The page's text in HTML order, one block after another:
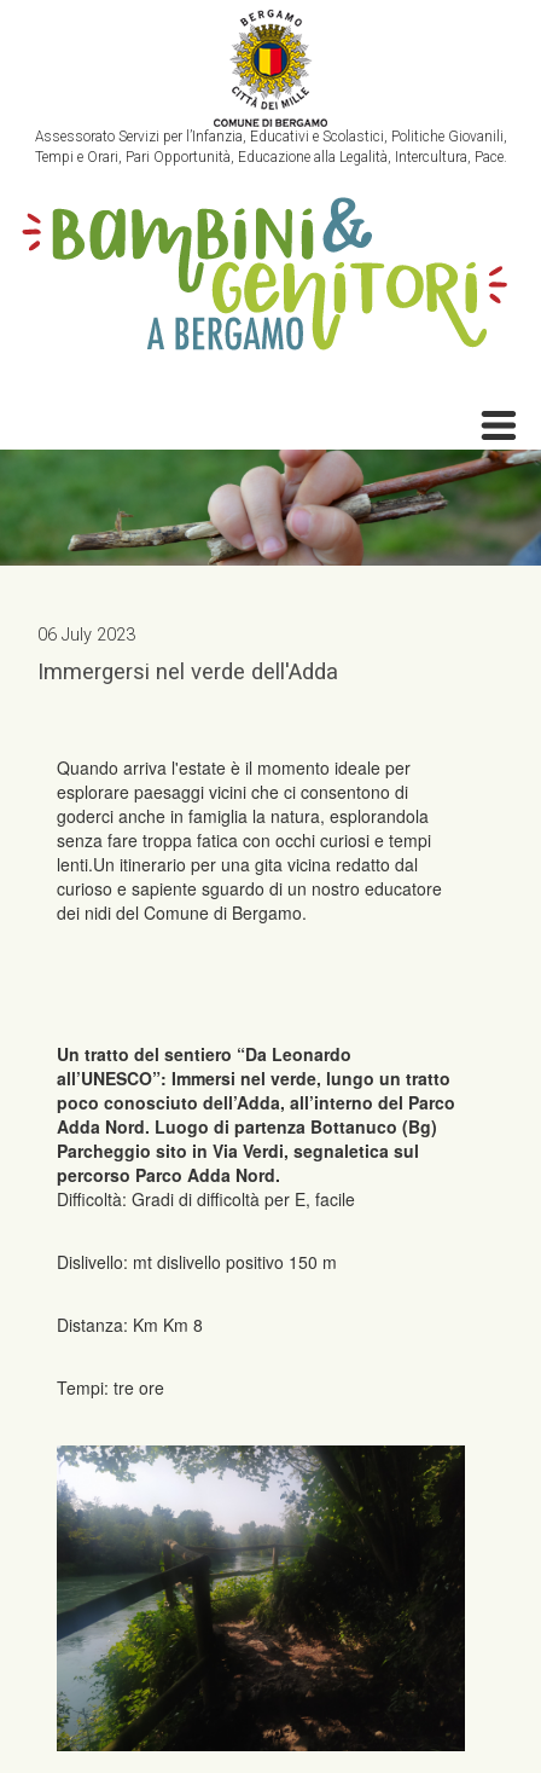
Assessorato Servizi per l’Infanzia, Educativi e Scolastici, Politiche Giovanili,
Tempi e Orari, Pari Opportunità, Educazione alla Legalità, Intercultura, Pace.
06 July 2023
Immergersi nel verde dell'Adda
Quando arriva l'estate è il momento ideale per
esplorare paesaggi vicini che ci consentono di
goderci anche in famiglia la natura, esplorandola
senza fare troppa fatica con occhi curiosi e tempi
lenti.Un itinerario per una gita vicina redatto dal
curioso e sapiente sguardo di un nostro educatore
dei nidi del Comune di Bergamo.
Un tratto del sentiero “Da Leonardo
all’UNESCO”: Immersi nel verde, lungo un tratto
poco conosciuto dell’Adda, all’interno del Parco
Adda Nord. Luogo di partenza Bottanuco (Bg)
Parcheggio sito in Via Verdi, segnaletica sul
percorso Parco Adda Nord.
Difficoltà: Gradi di difficoltà per E, facile
Dislivello: mt dislivello positivo 150 m
Distanza: Km Km 8
Tempi: tre ore